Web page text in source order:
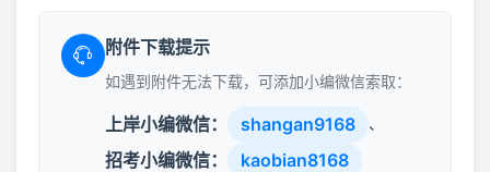
附件下载提示
如遇到附件无法下载，可添加小编微信索取：
上岸小编微信： shangan9168 、
招考小编微信： kaobian8168